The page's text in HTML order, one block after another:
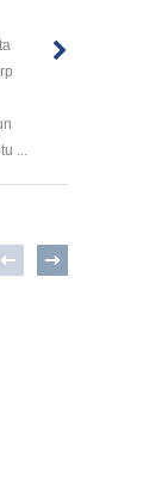
...